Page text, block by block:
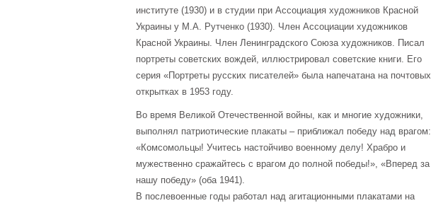
институте (1930) и в студии при Ассоциация художников Красной
Украины у М.А. Рутченко (1930). Член Ассоциации художников
Красной Украины. Член Ленинградского Союза художников. Писал
портреты советских вождей, иллюстрировал советские книги. Его
серия «Портреты русских писателей» была напечатана на почтовых
открытках в 1953 году.
Во время Великой Отечественной войны, как и многие художники,
выполнял патриотические плакаты – приближал победу над врагом:
«Комсомольцы! Учитесь настойчиво военному делу! Храбро и
мужественно сражайтесь с врагом до полной победы!», «Вперед за
нашу победу» (оба 1941).
В послевоенные годы работал над агитационными плакатами на